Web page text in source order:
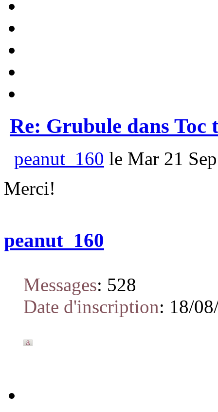
Re: Grubule dans Toc
peanut_160 le Mar 21
Merci!
peanut_160
Messages: 528
Date d'inscription: 18/